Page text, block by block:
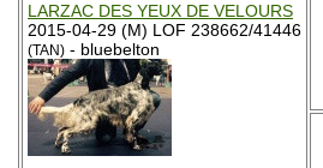
LARZAC DES YEUX DE VELOURS
2015-04-29 (M) LOF 238662/41446
(TAN) - bluebelton